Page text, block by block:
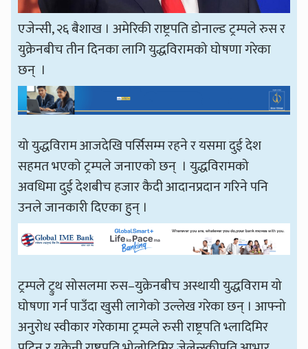
एजेन्सी, २६ बैशाख । अमेरिकी राष्ट्रपति डोनाल्ड ट्रम्पले रुस र
युक्रेनबीच तीन दिनका लागि युद्धविरामको घोषणा गरेका
छन् ।
यो युद्धविराम आजदेखि पर्सिसम्म रहने र यसमा दुई देश
सहमत भएको ट्रम्पले जनाएको छन् । युद्धविरामको
अवधिमा दुई देशबीच हजार कैदी आदानप्रदान गरिने पनि
उनले जानकारी दिएका हुन् ।
ट्रम्पले ट्रुथ सोसलमा रुस–युक्रेनबीच अस्थायी युद्धविराम यो
घोषणा गर्न पाउँदा खुसी लागेको उल्लेख गरेका छन् । आफ्नो
अनुरोध स्वीकार गरेकामा ट्रम्पले रुसी राष्ट्रपति भ्लादिमिर